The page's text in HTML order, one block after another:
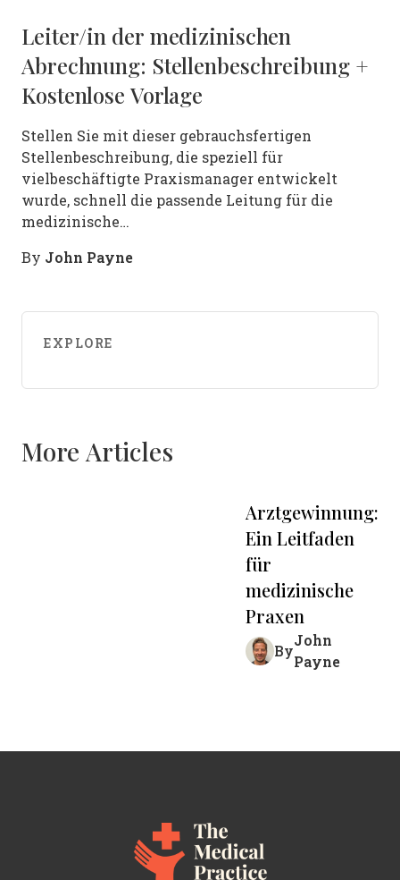
Leiter/in der medizinischen
Abrechnung: Stellenbeschreibung +
Kostenlose Vorlage
Stellen Sie mit dieser gebrauchsfertigen
Stellenbeschreibung, die speziell für
vielbeschäftigte Praxismanager entwickelt
wurde, schnell die passende Leitung für die
medizinische…
By John Payne
EXPLORE
More Articles
Arztgewinnung:
Ein Leitfaden
für
medizinische
Praxen
By
John
Payne